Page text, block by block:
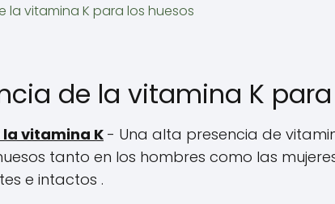
la vitamina K para los huesos
de la vitamina K
vitamina K - Una alta presencia de
tanto en los hombres como las
e intactos .